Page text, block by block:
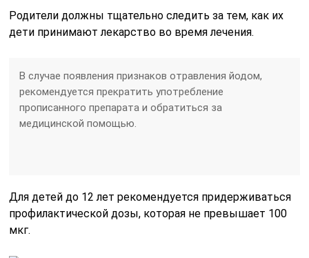
Родители должны тщательно следить за тем, как их
дети принимают лекарство во время лечения.
В случае появления признаков отравления йодом,
рекомендуется прекратить употребление
прописанного препарата и обратиться за
медицинской помощью.
Для детей до 12 лет рекомендуется придерживаться
профилактической дозы, которая не превышает 100
мкг.